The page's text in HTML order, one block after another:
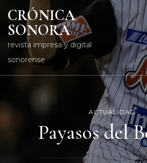
CRÓNICA
SONORA
revista impresa y digital
sonorense
ACTUALIDAD
Payasos del